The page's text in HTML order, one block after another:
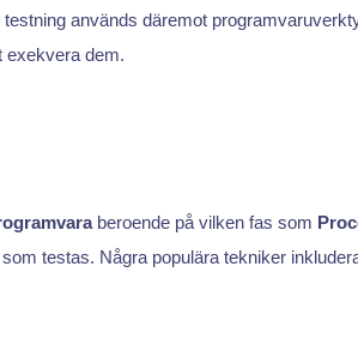
används däremot
exekvera dem.
beroende på vilken fas som
testas. Några populära tekniker